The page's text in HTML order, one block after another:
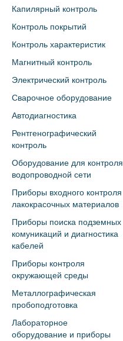
Капилярный контроль
Контроль покрытий
Контроль характеристик
Магнитный контроль
Электрический контроль
Сварочное оборудование
Автодиагностика
Рентгенографический
контроль
Оборудование для контроля
водопроводной сети
Приборы входного контроля
лакокрасочных материалов
Приборы поиска подземных
комуникаций и диагностика
кабелей
Приборы контроля
окружающей среды
Металлографическая
пробоподготовка
Лабораторное
оборудование и приборы